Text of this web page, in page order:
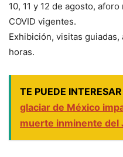
10, 11 y 12 de agosto,
COVID vigentes.
Exhibición, visitas
horas.
TE PUEDE INTERESAR
glaciar de México
muerte inminente del